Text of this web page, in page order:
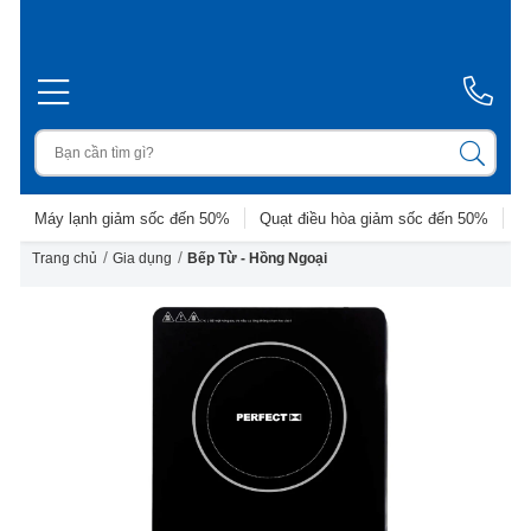
Máy lạnh giảm sốc đến 50% Quạt điều hòa giảm sốc đến 50%
Trang chủ / Gia dụng / Bếp Từ - Hồng Ngoại